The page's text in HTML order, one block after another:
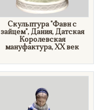
Скульптура "Фавн с
зайцем", Дания, Датская
Королевская
мануфактура, XX век